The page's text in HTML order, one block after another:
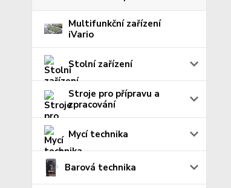
Multifunkční zařízení
iVario
Stolní zařízení
Stroje pro přípravu a
zpracování
Mycí technika
Barová technika